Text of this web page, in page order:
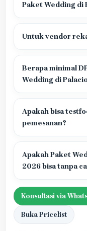
Paket Wedding di
Untuk vendor
Berapa minimal
Wedding di
Apakah bisa
pemesanan?
Apakah Paket
2026 bisa tanpa
Konsultasi via
Buka Pricelist